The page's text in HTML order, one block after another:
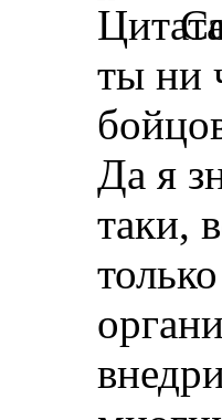
ты ни
Да я
таки,